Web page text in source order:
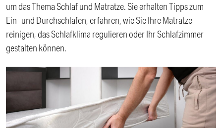
um das Thema Schlaf und Matratze. Sie erhalten Tipps zum
Ein- und Durchschlafen, erfahren, wie Sie Ihre Matratze
reinigen, das Schlafklima regulieren oder Ihr Schlafzimmer
gestalten können.